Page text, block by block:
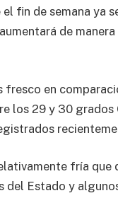
fin de semana ya
de
fresco en
los 29 y 30 grados
fría que
del Estado y